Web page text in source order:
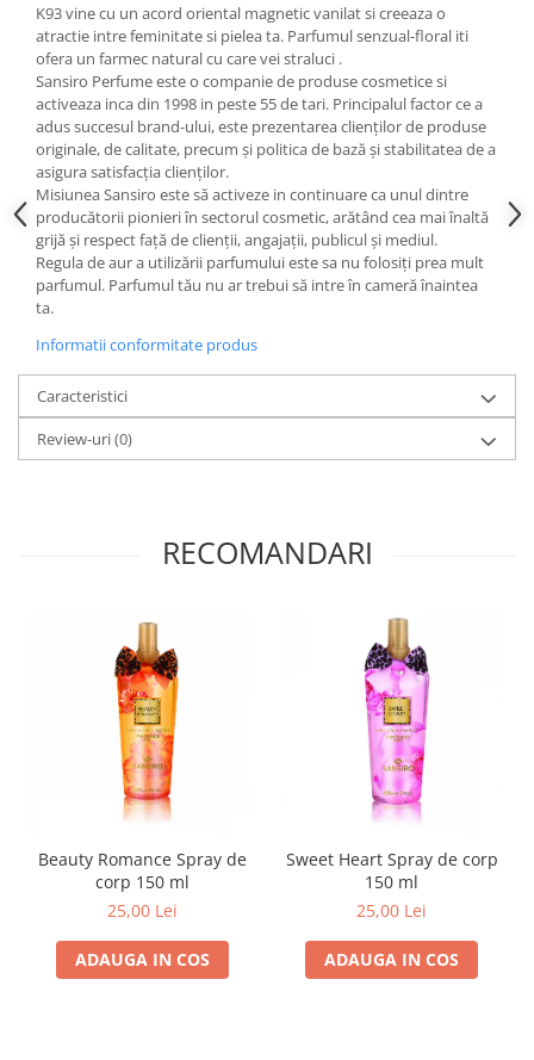
K93 vine cu un acord oriental magnetic vanilat si creeaza o
atractie intre feminitate si pielea ta. Parfumul senzual-floral iti
ofera un farmec natural cu care vei straluci .
Sansiro Perfume este o companie de produse cosmetice si
activeaza inca din 1998 in peste 55 de tari. Principalul factor ce a
adus succesul brand-ului, este prezentarea clienților de produse
originale, de calitate, precum și politica de bază și stabilitatea de a
asigura satisfacția clienților.
Misiunea Sansiro este să activeze in continuare ca unul dintre
producătorii pionieri în sectorul cosmetic, arătând cea mai înaltă
grijă și respect față de clienții, angajații, publicul și mediul.
Regula de aur a utilizării parfumului este sa nu folosiți prea mult
parfumul. Parfumul tău nu ar trebui să intre în cameră înaintea
ta.
Informatii conformitate produs
Caracteristici
Review-uri(0)
RECOMANDARI
Beauty Romance Spray de
corp 150 ml
25,00 Lei
ADAUGA IN COS
Sweet Heart Spray de corp
150 ml
25,00 Lei
ADAUGA IN COS